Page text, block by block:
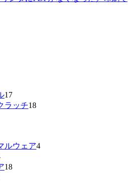
17
ラッチ18
ルウェア4
18